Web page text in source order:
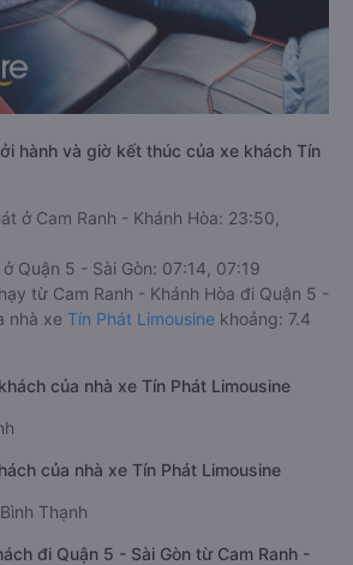
hành và giờ kết thúc của xe khách Tín
ở Cam Ranh - Khánh Hòa: 23:50,
ở Quận 5 - Sài Gòn: 07:14, 07:19
từ Cam Ranh - Khánh Hòa đi Quận 5 -
nhà xe Tín Phát Limousine khoảng: 7.4
của nhà xe Tín Phát Limousine
của nhà xe Tín Phát Limousine
Thạnh
đi Quận 5 - Sài Gòn từ Cam Ranh -